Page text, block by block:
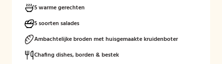
5 warme gerechten
5 soorten salades
Ambachtelijke broden met huisgemaakte kruidenboter
Chafing dishes, borden & bestek